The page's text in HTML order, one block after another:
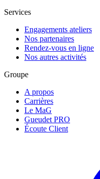
Services
Engagements ateliers
Nos partenaires
Rendez-vous en ligne
Nos autres activités
Groupe
A propos
Carrières
Le MaG
Gueudet PRO
Écoute Client